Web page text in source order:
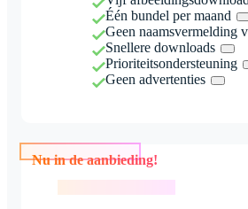
Één bundel per maand
Geen naamsvermelding
Snellere downloads
Prioriteitsondersteuning
Geen advertenties
Nu in de aanbieding!